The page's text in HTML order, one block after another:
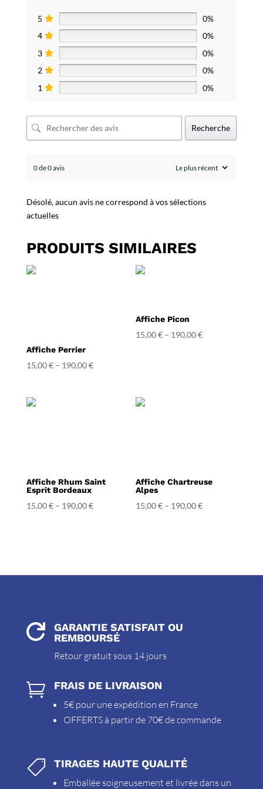
5
0%
4
0%
3
0%
2
0%
1
0%
Recherche
0 de 0 avis
Désolé, aucun avis ne correspond à vos sélections
actuelles
PRODUITS SIMILAIRES
Affiche Perrier
15,00€– 190,00€
Affiche Picon
15,00€ – 190,00€
Affiche Rhum Saint
Esprit Bordeaux
15,00€– 190,00€
Affiche Chartreuse
Alpes
15,00€ – 190,00€

GARANTIE SATISFAIT OU
REMBOURSÉ
Retour gratuit sous 14 jours
 FRAIS DE LIVRAISON
5€ pour une expédition en France
OFFERTS à partir de 70€ de commande
 TIRAGES HAUTE QUALITÉ
Emballée soigneusement et livrée dans un